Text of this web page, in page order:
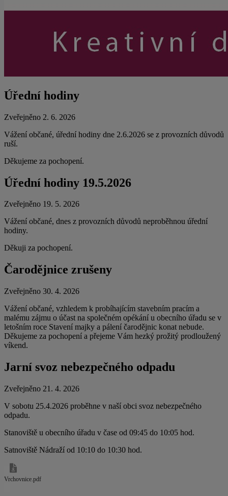
Úřední hodiny
Zveřejněno 2. 6. 2026
Vážení občané, úřední hodiny dne 2.6.2026 se z provozních důvodů
ruší.
Děkujeme za pochopení.
Úřední hodiny 19.5.2026
Zveřejněno 19. 5. 2026
Vážení občané, dnes z provozních důvodů neproběhnou úřední
hodiny.
Děkuji za pochopení.
Čarodějnice zrušeny
Zveřejněno 30. 4. 2026
Vážení občané, vzhledem k probíhajícím stavebním pracím a
malému zájmu o účast na společném opékání u obecního úřadu se v
letošním roce Stavení majky a pálení čarodějnic konat nebude.
Děkujeme za pochopení a přejeme Vám hezký prožitý prodloužený
víkend.
Jarní svoz nebezpečného odpadu
Zveřejněno 21. 4. 2026
V sobotu 25.4.2026 proběhne v naší obci svoz nebezpečného
odpadu.
Stanoviště u obecního úřadu v čase od 09:45 do 10:05 hod.
Satnoviště Nádraží od 10:10 do 10:30 hod.
Vrchovnice.pdf